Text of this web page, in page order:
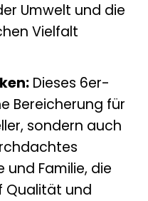
Umwelt und die
Vielfalt
Dieses 6er-
Bereicherung für
sondern auch
und Familie, die
Qualität und